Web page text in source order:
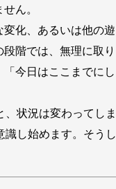
ん。
化、あるいは他の遊
階では、無理に取り
今日はここまでにし
状況は変わってしま
識し始めます。そうし